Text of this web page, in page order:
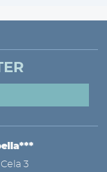
3